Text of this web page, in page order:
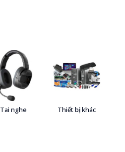
Tai nghe Thiết bị khác